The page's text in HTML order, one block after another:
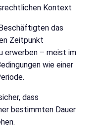
Kontext
das
Zeitpunkt
erwerben – meist im
wie einer
dass
bestimmten Dauer